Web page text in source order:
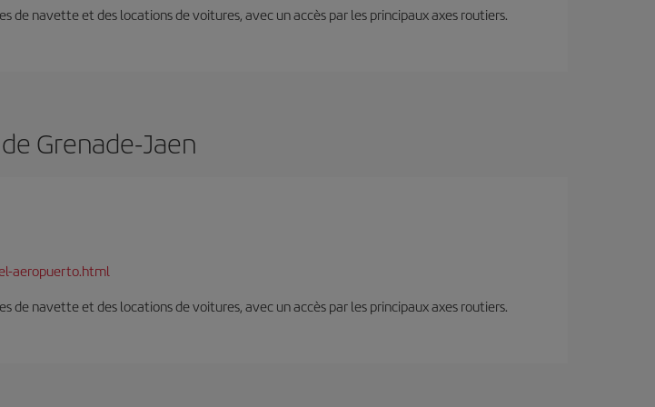
de navette et des locations de voitures, avec un accès par les principaux axes routiers.
Grenade-Jaen
aeropuerto.html
de navette et des locations de voitures, avec un accès par les principaux axes routiers.